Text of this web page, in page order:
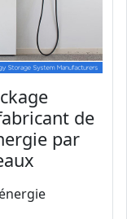
de
par